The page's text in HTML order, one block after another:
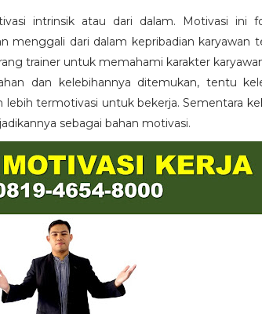
intrinsik atau dari dalam. Motivasi ini
menggali dari dalam kepribadian karyawan
trainer untuk memahami karakter
dan kelebihannya ditemukan, tentu
termotivasi untuk bekerja. Sementara
sebagai bahan motivasi.